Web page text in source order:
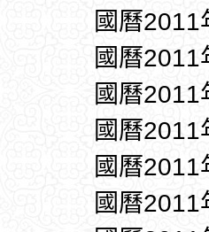
國曆
國曆
國曆
國曆
國曆
國曆